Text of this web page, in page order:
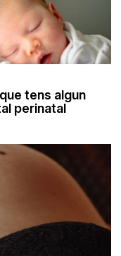
tens algun
perinatal